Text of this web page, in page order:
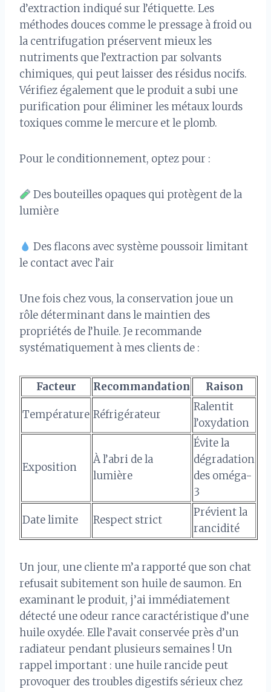
d’extraction indiqué sur l’étiquette. Les
méthodes douces comme le pressage à froid ou
la centrifugation préservent mieux les
nutriments que l’extraction par solvants
chimiques, qui peut laisser des résidus nocifs.
Vérifiez également que le produit a subi une
purification pour éliminer les métaux lourds
toxiques comme le mercure et le plomb.
Pour le conditionnement, optez pour :
Des bouteilles opaques qui protègent de la
lumière
Des flacons avec système poussoir limitant
le contact avec l’air
Une fois chez vous, la conservation joue un
rôle déterminant dans le maintien des
propriétés de l’huile. Je recommande
systématiquement à mes clients de :
Facteur Recommandation Raison
Température Réfrigérateur
Ralentit
l’oxydation
Exposition
À l’abri de la
lumière
Évite la
dégradation
des oméga-
3
Date limite Respect strict
Prévient la
rancidité
Un jour, une cliente m’a rapporté que son chat
refusait subitement son huile de saumon. En
examinant le produit, j’ai immédiatement
détecté une odeur rance caractéristique d’une
huile oxydée. Elle l’avait conservée près d’un
radiateur pendant plusieurs semaines ! Un
rappel important : une huile rancide peut
provoquer des troubles digestifs sérieux chez